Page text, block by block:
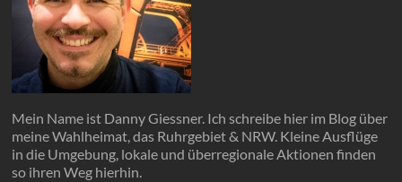
Mein Name ist Danny Giessner. Ich schreibe hier im Blog über
meine Wahlheimat, das Ruhrgebiet & NRW. Kleine Ausflüge
in die Umgebung, lokale und überregionale Aktionen finden
so ihren Weg hierhin.